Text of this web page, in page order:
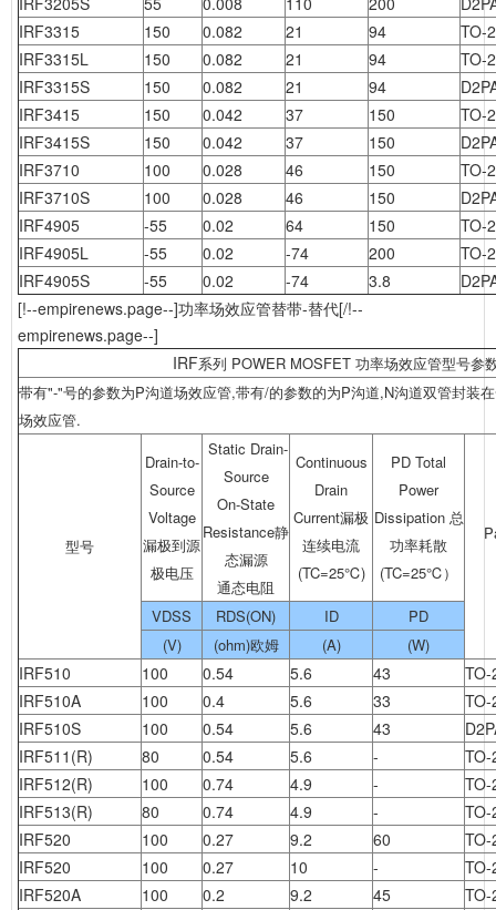
IRF3315
150 0.082 21 94
TO-
IRF3315L
150 0.082 21 94
TO-
IRF3315S
150 0.082 21 94
IRF3415
150 0.042 37 150
TO-
IRF3415S
150 0.042 37 150
IRF3710
100 0.028 46 150
TO-
IRF3710S
100 0.028 46 150
IRF4905
-55 0.02 64 150
TO-
IRF4905L
-55 0.02 -74 200
TO-
IRF4905S
-55 0.02 -74 3.8
[!--empirenews.page--]功率场效应管替带-替代[/!--
empirenews.page--]
IRF系列 POWER MOSFET 功率场效应管型号参
带有"-"号的参数为P沟道场效应管,带有/的参数的为P沟道,N沟道双管封装
场效应管.
型号
Drain-to-
Source
Voltage
漏极到源
极电压
Static Drain-
Source
On-State
Resistance静
态漏源
通态电阻
Continuous
Drain
Current漏极
连续电流
(TC=25℃)
PD Total
Power
Dissipation 总
功率耗散
(TC=25℃）
VDSS RDS(ON) ID
PD
(V)
(ohm)欧姆 (A) (W)
IRF510 100 0.54 5.6 43
TO-
IRF510A
100 0.4 5.6 33
TO-
IRF510S
100 0.54 5.6 43
IRF511(R)
80 0.54 5.6 -
TO-
IRF512(R)
100 0.74 4.9 -
TO-
IRF513(R)
80 0.74 4.9 -
TO-
IRF520
100 0.27 9.2 60
TO-
IRF520
100 0.27 10 -
TO-
IRF520A
100 0.2 9.2 45
TO-